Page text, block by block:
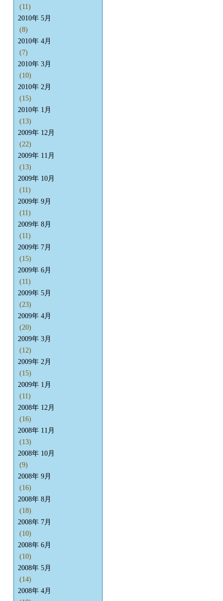
(11)
2010年 5月
(8)
2010年 4月
(7)
2010年 3月
(10)
2010年 2月
(15)
2010年 1月
(13)
2009年 12月
(22)
2009年 11月
(13)
2009年 10月
(11)
2009年 9月
(11)
2009年 8月
(11)
2009年 7月
(15)
2009年 6月
(11)
2009年 5月
(23)
2009年 4月
(20)
2009年 3月
(12)
2009年 2月
(15)
2009年 1月
(11)
2008年 12月
(16)
2008年 11月
(13)
2008年 10月
(9)
2008年 9月
(16)
2008年 8月
(18)
2008年 7月
(10)
2008年 6月
(10)
2008年 5月
(14)
2008年 4月